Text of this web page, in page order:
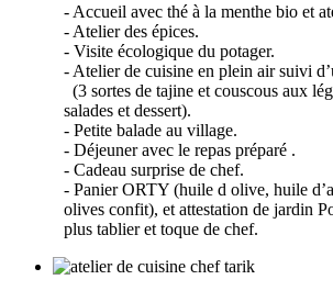
- Accueil avec thé à la menthe bio et
- Atelier des épices.
- Visite écologique du potager.
- Atelier de cuisine en plein air suivi
(3 sortes de tajine et couscous aux
salades et dessert).
- Petite balade au village.
- Déjeuner avec le repas préparé .
- Cadeau surprise de chef.
- Panier ORTY (huile d olive, huile
olives confit), et attestation de jardin
plus tablier et toque de chef.